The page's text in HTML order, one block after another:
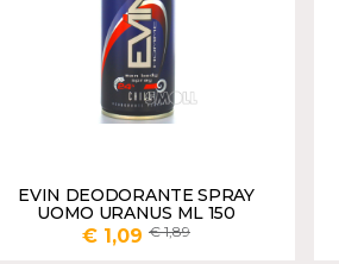
EVIN DEODORANTE SPRAY
UOMO URANUS ML 150
€ 1,09 1,89